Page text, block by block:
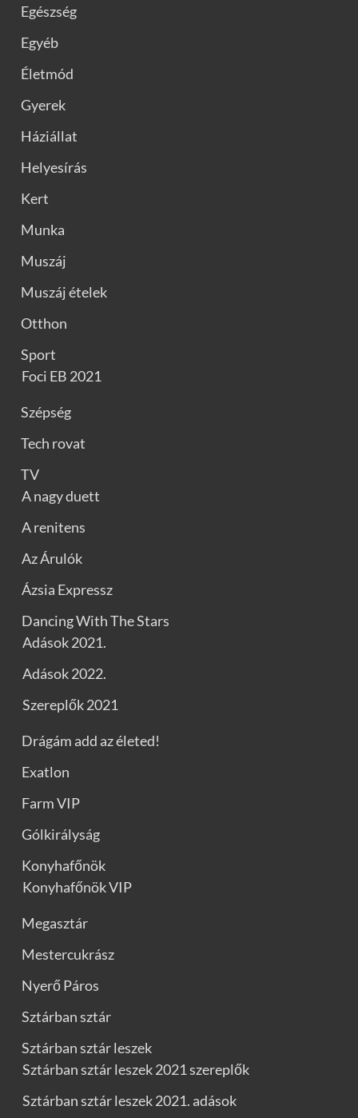
Egészség
Egyéb
Életmód
Gyerek
Háziállat
Helyesírás
Kert
Munka
Muszáj
Muszáj ételek
Otthon
Sport
Foci EB 2021
Szépség
Tech rovat
TV
A nagy duett
A renitens
Az Árulók
Ázsia Expressz
Dancing With The Stars
Adások 2021.
Adások 2022.
Szereplők 2021
Drágám add az életed!
Exatlon
Farm VIP
Gólkirályság
Konyhafőnök
Konyhafőnök VIP
Megasztár
Mestercukrász
Nyerő Páros
Sztárban sztár
Sztárban sztár leszek
Sztárban sztár leszek 2021 szereplők
Sztárban sztár leszek 2021. adások